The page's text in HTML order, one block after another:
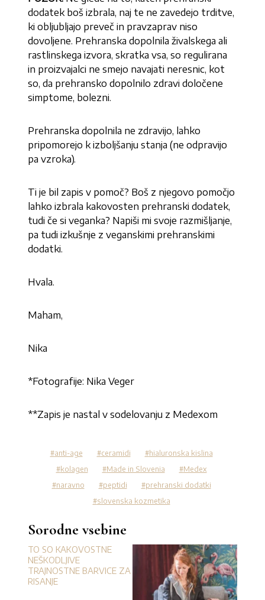
dodatek boš izbrala, naj te ne zavedejo trditve,
ki obljubljajo preveč in pravzaprav niso
dovoljene. Prehranska dopolnila živalskega ali
rastlinskega izvora, skratka vsa, so regulirana
in proizvajalci ne smejo navajati neresnic, kot
so, da prehransko dopolnilo zdravi določene
simptome, bolezni.
Prehranska dopolnila ne zdravijo, lahko
pripomorejo k izboljšanju stanja (ne odpravijo
pa vzroka).
Ti je bil zapis v pomoč? Boš z njegovo pomočjo
lahko izbrala kakovosten prehranski dodatek,
tudi če si veganka? Napiši mi svoje razmišljanje,
pa tudi izkušnje z veganskimi prehranskimi
dodatki.
Hvala.
Maham,
Nika
*Fotografije: Nika Veger
**Zapis je nastal v sodelovanju z Medexom
anti-age ceramidi
hialuronska kislina
kolagen
Made in Slovenia
Medex
naravno
peptidi
prehranski dodatki
slovenska kozmetika
Sorodne vsebine
TO SO KAKOVOSTNE
NEŠKODLJIVE
TRAJNOSTNE BARVICE ZA
RISANJE